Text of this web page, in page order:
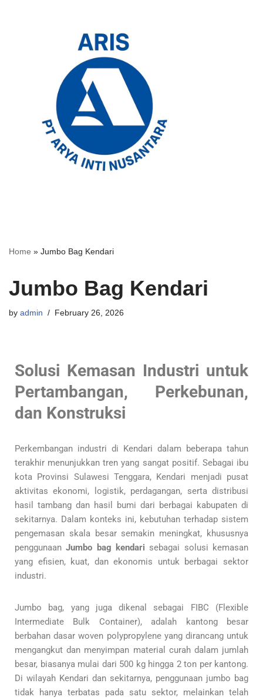
Home » Jumbo Bag Kendari
Jumbo Bag Kendari
by admin February 26, 2026
Solusi Kemasan Industri untuk
Pertambangan, Perkebunan,
dan Konstruksi
Perkembangan industri di Kendari dalam beberapa tahun
terakhir menunjukkan tren yang sangat positif. Sebagai ibu
kota Provinsi Sulawesi Tenggara, Kendari menjadi pusat
aktivitas ekonomi, logistik, perdagangan, serta distribusi
hasil tambang dan hasil bumi dari berbagai kabupaten di
sekitarnya. Dalam konteks ini, kebutuhan terhadap sistem
pengemasan skala besar semakin meningkat, khususnya
penggunaanJumbo bag kendari sebagai solusi kemasan
yang efisien, kuat, dan ekonomis untuk berbagai sektor
industri.
Jumbo bag, yang juga dikenal sebagai FIBC (Flexible
Intermediate Bulk Container), adalah kantong besar
berbahan dasar woven polypropylene yang dirancang untuk
mengangkut dan menyimpan material curah dalam jumlah
besar, biasanya mulai dari 500 kg hingga 2 ton per kantong.
Di wilayah Kendari dan sekitarnya, penggunaan jumbo bag
tidak hanya terbatas pada satu sektor, melainkan telah